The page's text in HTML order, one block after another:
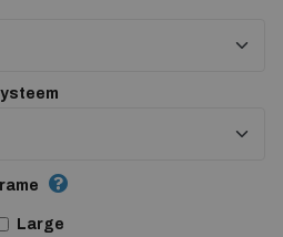
Large